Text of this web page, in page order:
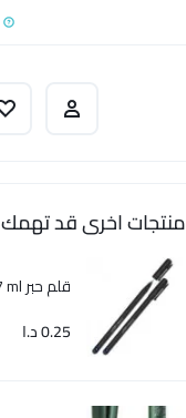
منتجات اخرى قد تهمك
قلم حبر LEXI FASTBOY 0.7 ml
0.25د.ا